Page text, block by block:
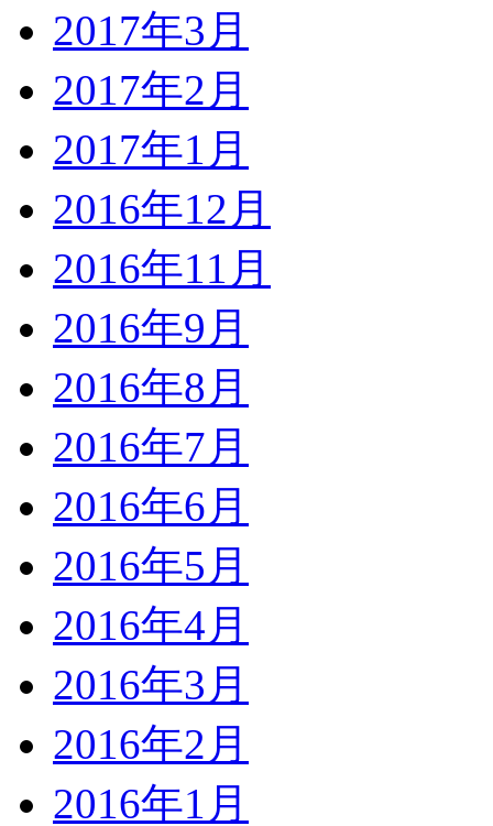
2017年3月
2017年2月
2017年1月
2016年12月
2016年11月
2016年9月
2016年8月
2016年7月
2016年6月
2016年5月
2016年4月
2016年3月
2016年2月
2016年1月